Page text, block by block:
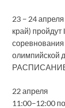
23 − 24
край) пройдут
соревнования
олимпийской
22 апреля
11:00−12:00